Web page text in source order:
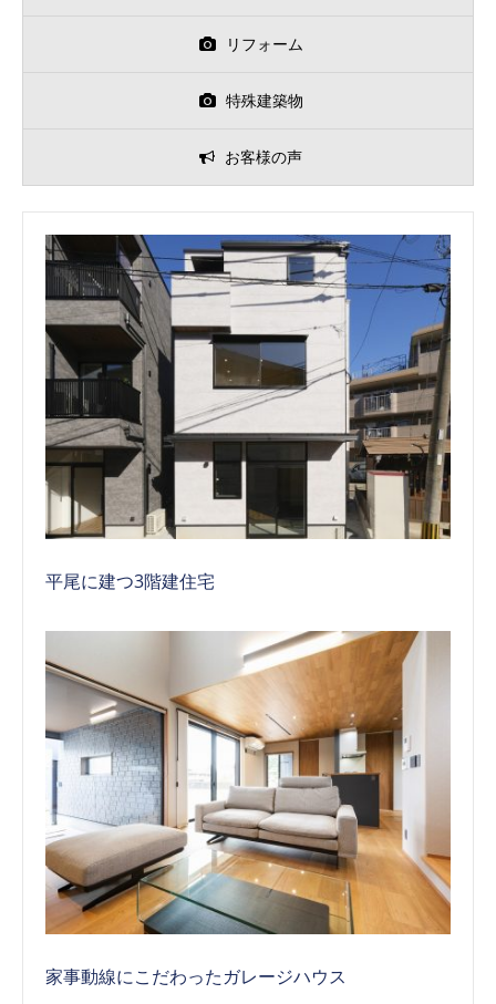
リフォーム
特殊建築物
お客様の声
平尾に建つ3階建住宅
家事動線にこだわったガレージハウス